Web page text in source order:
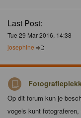
Last Post:
Tue 29 Mar 2016, 14:38
josephine
Op dit forum kun je
vogels kunt